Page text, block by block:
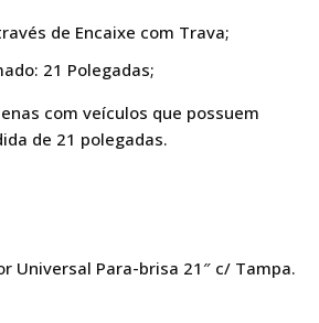
de Encaixe com Trava;
21 Polegadas;
com veículos que possuem
de 21 polegadas.
Universal Para-brisa 21″ c/ Tampa.